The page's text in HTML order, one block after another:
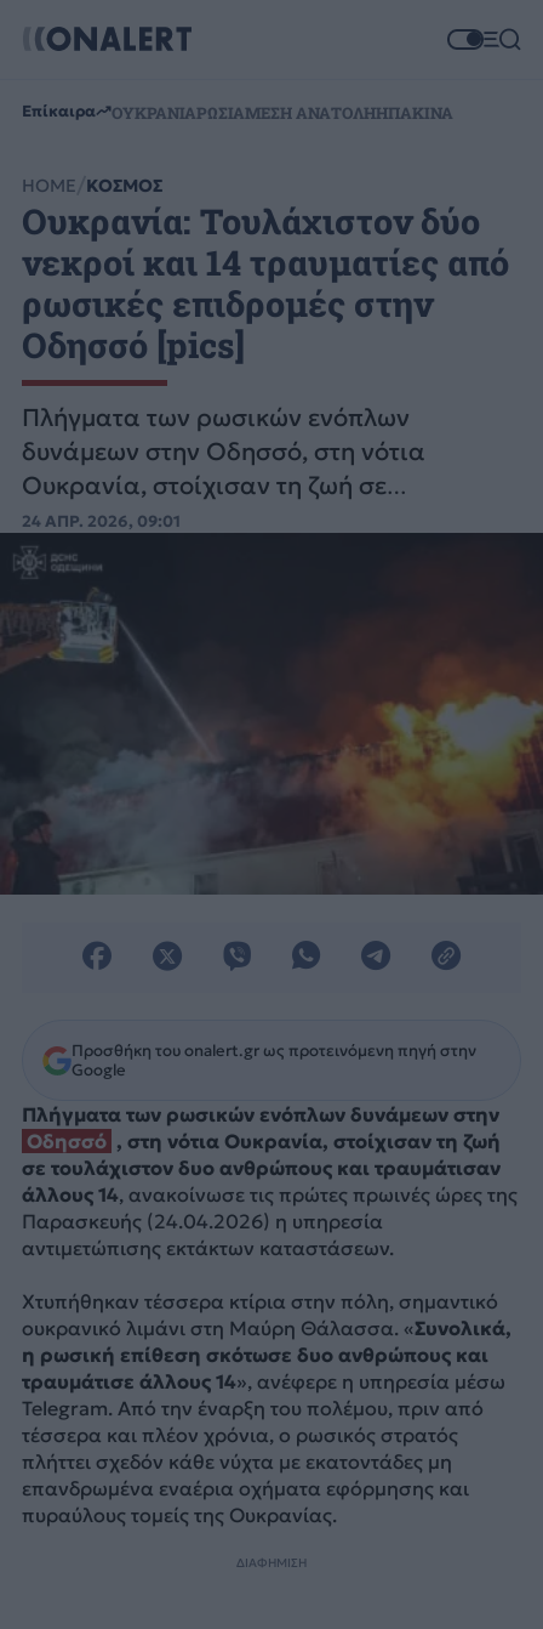
Επίκαιρα ΟΥΚΡΑΝΙΑΡΩΣΙΑΜΕΣΗ ΑΝΑΤΟΛΗΗΠΑΚΙΝΑ
HOME ΚΟΣΜΟΣ
Ουκρανία: Τουλάχιστον δύο
νεκροί και 14 τραυματίες από
ρωσικές επιδρομές στην
Οδησσό [pics]
Πλήγματα των ρωσικών ενόπλων
δυνάμεων στην Οδησσό, στη νότια
Ουκρανία, στοίχισαν τη ζωή σε
τουλάχιστον δυο ανθρώπους και
τραυμάτισαν άλλους 14.
24 ΑΠΡ. 2026, 09:01
Προσθήκη του onalert.gr ως προτεινόμενη πηγή στην
Google
Πλήγματα των ρωσικών ενόπλων δυνάμεων στην
Οδησσό , στη νότια Ουκρανία, στοίχισαν τη ζωή
σε τουλάχιστον δυο ανθρώπους και τραυμάτισαν
άλλους 14, ανακοίνωσε τις πρώτες πρωινές ώρες της
Παρασκευής (24.04.2026) η υπηρεσία
αντιμετώπισης εκτάκτων καταστάσεων.
Χτυπήθηκαν τέσσερα κτίρια στην πόλη, σημαντικό
ουκρανικό λιμάνι στη Μαύρη Θάλασσα. «Συνολικά,
η ρωσική επίθεση σκότωσε δυο ανθρώπους και
τραυμάτισε άλλους 14», ανέφερε η υπηρεσία μέσω
Telegram. Από την έναρξη του πολέμου, πριν από
τέσσερα και πλέον χρόνια, ο ρωσικός στρατός
πλήττει σχεδόν κάθε νύχτα με εκατοντάδες μη
επανδρωμένα εναέρια οχήματα εφόρμησης και
πυραύλους τομείς της Ουκρανίας.
ΔΙΑΦΗΜΙΣΗ